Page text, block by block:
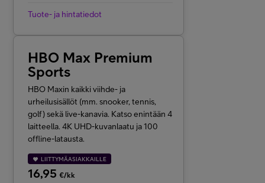
Tuote- ja hintatiedot
HBO Max Premium
Sports
HBO Maxin kaikki viihde- ja
urheilusisällöt (mm. snooker, tennis,
golf)sekä live-kanavia. Katso enintään 4
laitteella. 4K UHD-kuvanlaatu ja 100
offline-latausta.
LIITTYMÄASIAKKAILLE
16,95 €/kk